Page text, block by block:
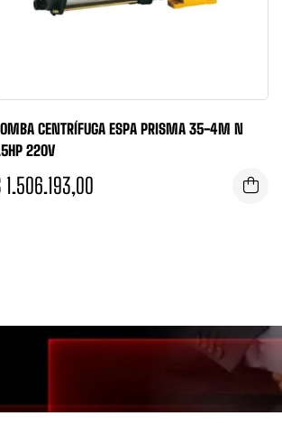
CENTRÍFUGA ESPA PRISMA 35-4M N
220V
1.506.193,00